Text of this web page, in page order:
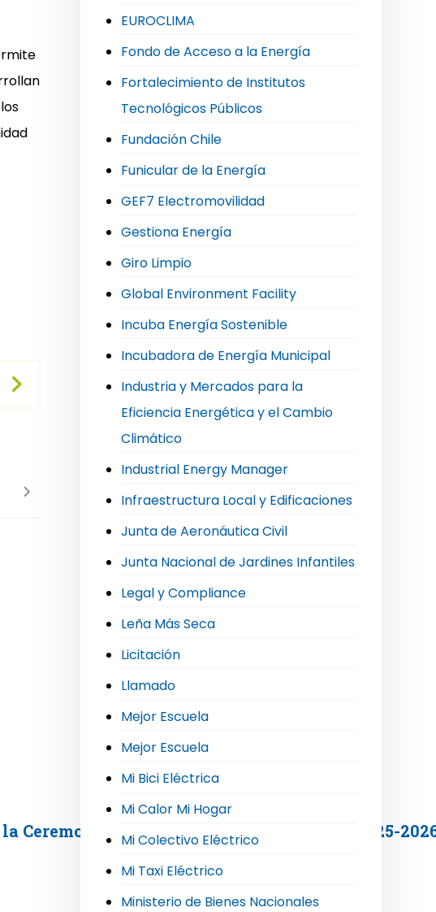
del Sello Comuna Energética 2025-
EUROCLIMA
Fondo de Acceso a la Energía
Fortalecimiento de Institutos
Tecnológicos Públicos
Fundación Chile
Funicular de la Energía
GEF7 Electromovilidad
Gestiona Energía
Giro Limpio
Global Environment Facility
Incuba Energía Sostenible
Incubadora de Energía Municipal
Industria y Mercados para la
Eficiencia Energética y el Cambio
Climático
Industrial Energy Manager
Infraestructura Local y Edificaciones
Junta de Aeronáutica Civil
Junta Nacional de Jardines Infantiles
Legal y Compliance
Leña Más Seca
Licitación
Llamado
Mejor Escuela
Mejor Escuela
Mi Bici Eléctrica
Mi Calor Mi Hogar
Mi Colectivo Eléctrico
Mi Taxi Eléctrico
Ministerio de Bienes Nacionales